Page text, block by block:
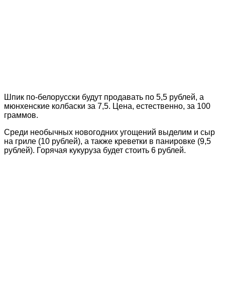
Шпик по-белорусски будут продавать по 5,5 рублей, а
мюнхенские колбаски за 7,5. Цена, естественно, за 100
граммов.
Среди необычных новогодних угощений выделим и сыр
на гриле (10 рублей), а также креветки в панировке (9,5
рублей). Горячая кукуруза будет стоить 6 рублей.